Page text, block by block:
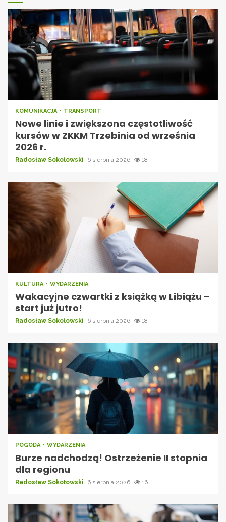
KOMUNIKACJA TRANSPORT
Nowe linie i zwiększona częstotliwość
kursów w ZKKM Trzebinia od września
2026 r.
Radosław Sokołowski 6 sierpnia 2026 18
KULTURA WYDARZENIA
Wakacyjne czwartki z książką w Libiążu –
start już jutro!
Radosław Sokołowski 6 sierpnia 2026 18
POGODA WYDARZENIA
Burze nadchodzą! Ostrzeżenie II stopnia
dla regionu
Radosław Sokołowski 6 sierpnia 2026 16